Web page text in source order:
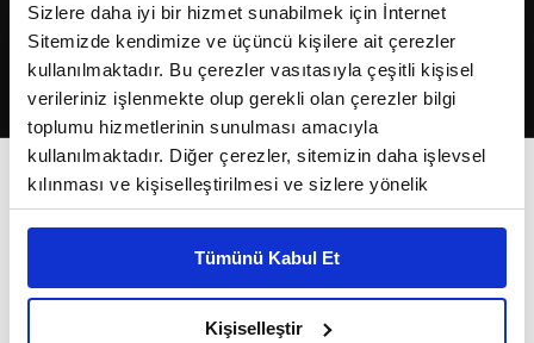
Sizlere daha iyi bir hizmet sunabilmek için İnternet
Sitemizde kendimize ve üçüncü kişilere ait çerezler
kullanılmaktadır. Bu çerezler vasıtasıyla çeşitli kişisel
verileriniz işlenmekte olup gerekli olan çerezler bilgi
toplumu hizmetlerinin sunulması amacıyla
kullanılmaktadır. Diğer çerezler, sitemizin daha işlevsel
kılınması ve kişiselleştirilmesi ve sizlere yönelik
reklam/pazarlama faaliyetlerinin yapılması, amaçlarıyla
Çerezlere ilişkin tercihlerinizi çerez paneli vasıtasıyla
belirleyebilirsiniz. Çerezlere ilişkin detaylı bilgi için
Ayarlar butonuna tıklayabilir,Çerez Bilgilendirme
Tümünü Kabul Et
Kişiselleştir
2026Fikriyat. Tüm hakları saklıdır.